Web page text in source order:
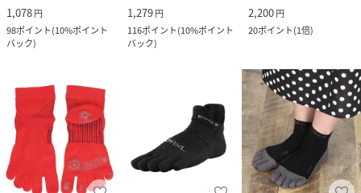
1,078円
98ポイント(10%ポイント
バック)
1,279円
116ポイント(10%ポイント
バック)
2,200円
20ポイント(1倍)